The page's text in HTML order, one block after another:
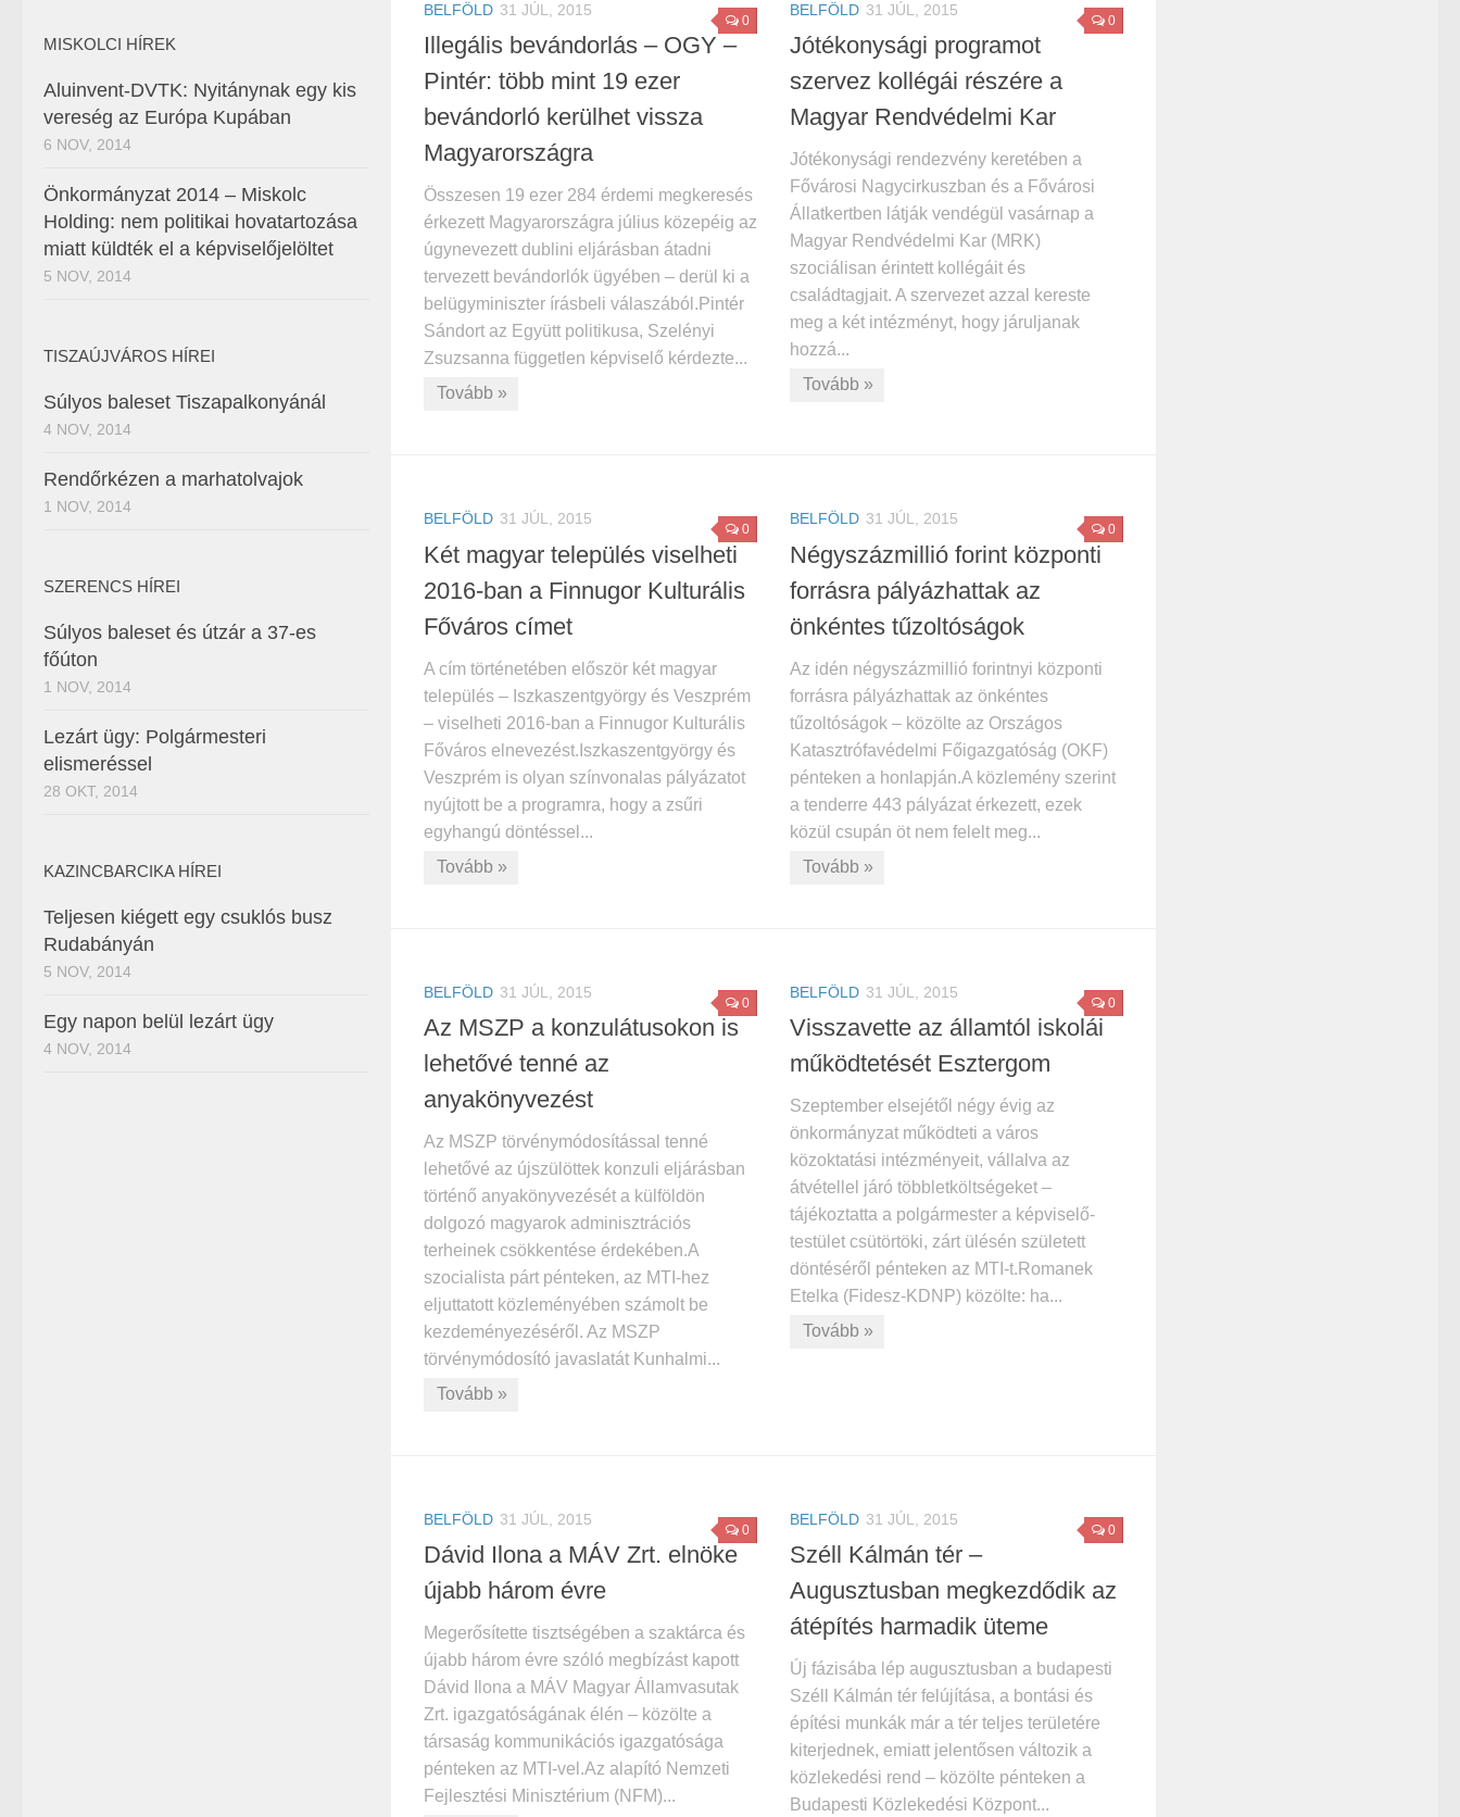
0
BELFÖLD 31 JÚL, 2015
Illegális bevándorlás – OGY –
Pintér: több mint 19 ezer
bevándorló kerülhet vissza
Magyarországra
Összesen 19 ezer 284 érdemi megkeresés
érkezett Magyarországra július közepéig az
úgynevezett dublini eljárásban átadni
tervezett bevándorlók ügyében – derül ki a
belügyminiszter írásbeli válaszából.Pintér
Sándort az Együtt politikusa, Szelényi
Zsuzsanna független képviselő kérdezte...
Tovább »
0
BELFÖLD 31 JÚL, 2015
Jótékonysági programot
szervez kollégái részére a
Magyar Rendvédelmi Kar
Jótékonysági rendezvény keretében a
Fővárosi Nagycirkuszban és a Fővárosi
Állatkertben látják vendégül vasárnap a
Magyar Rendvédelmi Kar (MRK)
szociálisan érintett kollégáit és
családtagjait. A szervezet azzal kereste
meg a két intézményt, hogy járuljanak
hozzá...
Tovább »
0
BELFÖLD 31 JÚL, 2015
Két magyar település viselheti
2016-ban a Finnugor Kulturális
Főváros címet
A cím történetében először két magyar
település – Iszkaszentgyörgy és Veszprém
– viselheti 2016-ban a Finnugor Kulturális
Főváros elnevezést.Iszkaszentgyörgy és
Veszprém is olyan színvonalas pályázatot
nyújtott be a programra, hogy a zsűri
egyhangú döntéssel...
Tovább »
0
BELFÖLD 31 JÚL, 2015
Négyszázmillió forint központi
forrásra pályázhattak az
önkéntes tűzoltóságok
Az idén négyszázmillió forintnyi központi
forrásra pályázhattak az önkéntes
tűzoltóságok – közölte az Országos
Katasztrófavédelmi Főigazgatóság (OKF)
pénteken a honlapján.A közlemény szerint
a tenderre 443 pályázat érkezett, ezek
közül csupán öt nem felelt meg...
Tovább »
0
BELFÖLD 31 JÚL, 2015
Az MSZP a konzulátusokon is
lehetővé tenné az
anyakönyvezést
Az MSZP törvénymódosítással tenné
lehetővé az újszülöttek konzuli eljárásban
történő anyakönyvezését a külföldön
dolgozó magyarok adminisztrációs
terheinek csökkentése érdekében.A
szocialista párt pénteken, az MTI-hez
eljuttatott közleményében számolt be
kezdeményezéséről. Az MSZP
törvénymódosító javaslatát Kunhalmi...
Tovább »
0
BELFÖLD 31 JÚL, 2015
Visszavette az államtól iskolái
működtetését Esztergom
Szeptember elsejétől négy évig az
önkormányzat működteti a város
közoktatási intézményeit, vállalva az
átvétellel járó többletköltségeket –
tájékoztatta a polgármester a képviselő-
testület csütörtöki, zárt ülésén született
döntéséről pénteken az MTI-t.Romanek
Etelka (Fidesz-KDNP) közölte: ha...
Tovább »
0
BELFÖLD 31 JÚL, 2015
Dávid Ilona a MÁV Zrt. elnöke
újabb három évre
Megerősítette tisztségében a szaktárca és
újabb három évre szóló megbízást kapott
Dávid Ilona a MÁV Magyar Államvasutak
Zrt. igazgatóságának élén – közölte a
társaság kommunikációs igazgatósága
pénteken az MTI-vel.Az alapító Nemzeti
Fejlesztési Minisztérium (NFM)...
0
BELFÖLD 31 JÚL, 2015
Széll Kálmán tér –
Augusztusban megkezdődik az
átépítés harmadik üteme
Új fázisába lép augusztusban a budapesti
Széll Kálmán tér felújítása, a bontási és
építési munkák már a tér teljes területére
kiterjednek, emiatt jelentősen változik a
közlekedési rend – közölte pénteken a
Budapesti Közlekedési Központ...
MISKOLCI HÍREK
Aluinvent-DVTK: Nyitánynak egy kis
vereség az Európa Kupában
6 NOV, 2014
Önkormányzat 2014 – Miskolc
Holding: nem politikai hovatartozása
miatt küldték el a képviselőjelöltet
5 NOV, 2014
TISZAÚJVÁROS HÍREI
Súlyos baleset Tiszapalkonyánál
4 NOV, 2014
Rendőrkézen a marhatolvajok
1 NOV, 2014
SZERENCS HÍREI
Súlyos baleset és útzár a 37-es
főúton
1 NOV, 2014
Lezárt ügy: Polgármesteri
elismeréssel
28 OKT, 2014
KAZINCBARCIKA HÍREI
Teljesen kiégett egy csuklós busz
Rudabányán
5 NOV, 2014
Egy napon belül lezárt ügy
4 NOV, 2014